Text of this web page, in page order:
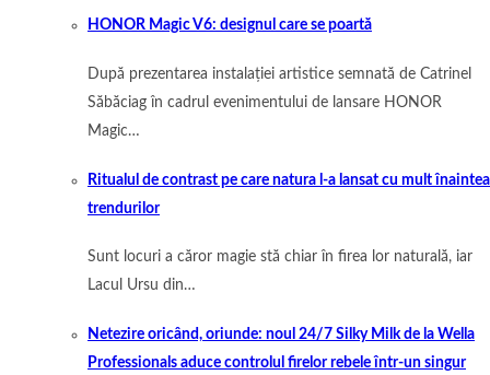
HONOR Magic V6: designul care se poartă
După prezentarea instalației artistice semnată de Catrinel
Săbăciag în cadrul evenimentului de lansare HONOR
Magic…
Ritualul de contrast pe care natura l-a lansat cu mult înaintea
trendurilor
Sunt locuri a căror magie stă chiar în firea lor naturală, iar
Lacul Ursu din…
Netezire oricând, oriunde: noul 24/7 Silky Milk de la Wella
Professionals aduce controlul firelor rebele într-un singur